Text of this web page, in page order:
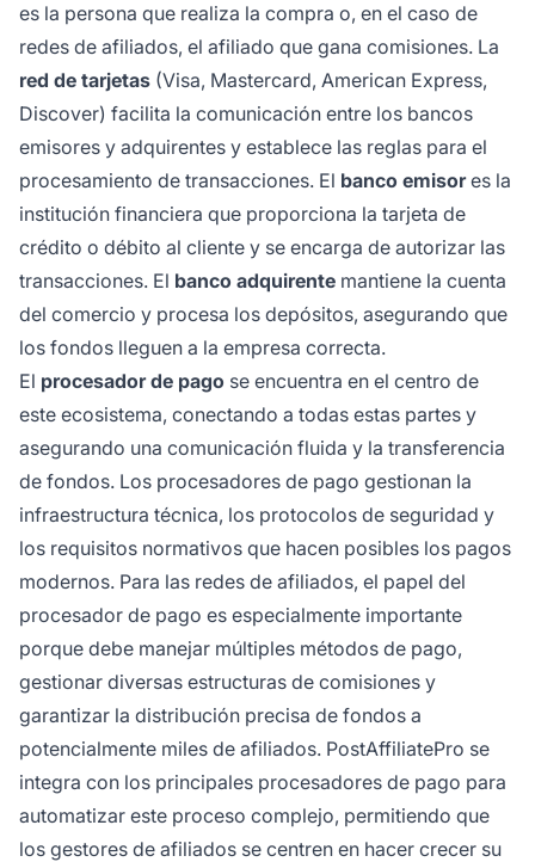
es la persona que realiza la compra o, en el caso de
redes de afiliados, el afiliado que gana comisiones. La
red de tarjetas (Visa, Mastercard, American Express,
Discover) facilita la comunicación entre los bancos
emisores y adquirentes y establece las reglas para el
procesamiento de transacciones. El banco emisores la
institución financiera que proporciona la tarjeta de
crédito o débito al cliente y se encarga de autorizar las
transacciones. El banco adquirente mantiene la cuenta
del comercio y procesa los depósitos, asegurando que
los fondos lleguen a la empresa correcta.
El procesador de pago se encuentra en el centro de
este ecosistema, conectando a todas estas partes y
asegurando una comunicación fluida y la transferencia
de fondos. Los procesadores de pago gestionan la
infraestructura técnica, los protocolos de seguridad y
los requisitos normativos que hacen posibles los pagos
modernos. Para las redes de afiliados, el papel del
procesador de pago es especialmente importante
porque debe manejar múltiples métodos de pago,
gestionar diversas estructuras de comisiones y
garantizar la distribución precisa de fondos a
potencialmente miles de afiliados. PostAffiliatePro se
integra con los principales procesadores de pago para
automatizar este proceso complejo, permitiendo que
los gestores de afiliados se centren en hacer crecer su